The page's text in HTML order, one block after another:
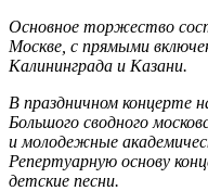
Основное торжество
Москве, с прямыми
Калининграда и Казани.
В праздничном концерте
Большого сводного
и молодежные
Репертуарную основу
детские песни.